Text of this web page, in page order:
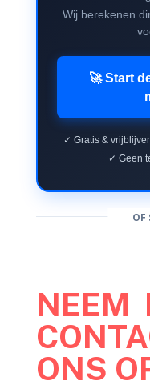
Wij berekenen
🚀 Start
✓ Gratis &
✓ Geen
OF
NEEM
ONS